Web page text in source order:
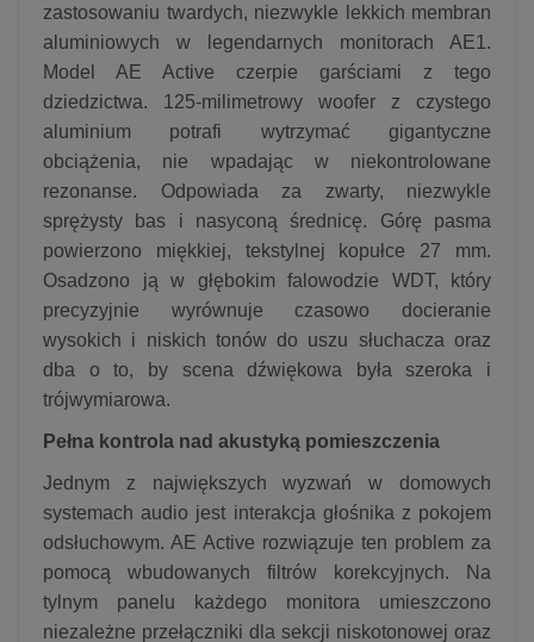
zastosowaniu twardych, niezwykle lekkich membran
aluminiowych w legendarnych monitorach AE1.
Model AE Active czerpie garściami z tego
dziedzictwa. 125-milimetrowy woofer z czystego
aluminium potrafi wytrzymać gigantyczne
obciążenia, nie wpadając w niekontrolowane
rezonanse. Odpowiada za zwarty, niezwykle
sprężysty bas i nasyconą średnicę. Górę pasma
powierzono miękkiej, tekstylnej kopułce 27 mm.
Osadzono ją w głębokim falowodzie WDT, który
precyzyjnie wyrównuje czasowo docieranie
wysokich i niskich tonów do uszu słuchacza oraz
dba o to, by scena dźwiękowa była szeroka i
trójwymiarowa.
Pełna kontrola nad akustyką pomieszczenia
Jednym z największych wyzwań w domowych
systemach audio jest interakcja głośnika z pokojem
odsłuchowym. AE Active rozwiązuje ten problem za
pomocą wbudowanych filtrów korekcyjnych. Na
tylnym panelu każdego monitora umieszczono
niezależne przełączniki dla sekcji niskotonowej oraz